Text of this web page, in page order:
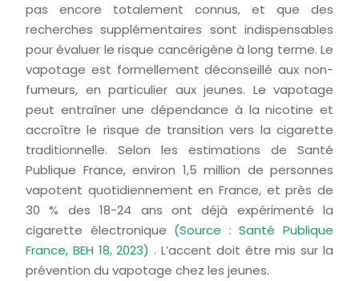
pas encore totalement connus, et que des
recherches supplémentaires sont indispensables
pour évaluer le risque cancérigène à long terme. Le
vapotage est formellement déconseillé aux non-
fumeurs, en particulier aux jeunes. Le vapotage
peut entraîner une dépendance à la nicotine et
accroître le risque de transition vers la cigarette
traditionnelle. Selon les estimations de Santé
Publique France, environ 1,5 million de personnes
vapotent quotidiennement en France, et près de
30 % des 18-24 ans ont déjà expérimenté la
cigarette électronique (Source : Santé Publique
France, BEH 18, 2023) . L’accent doit être mis sur la
prévention du vapotage chez les jeunes.